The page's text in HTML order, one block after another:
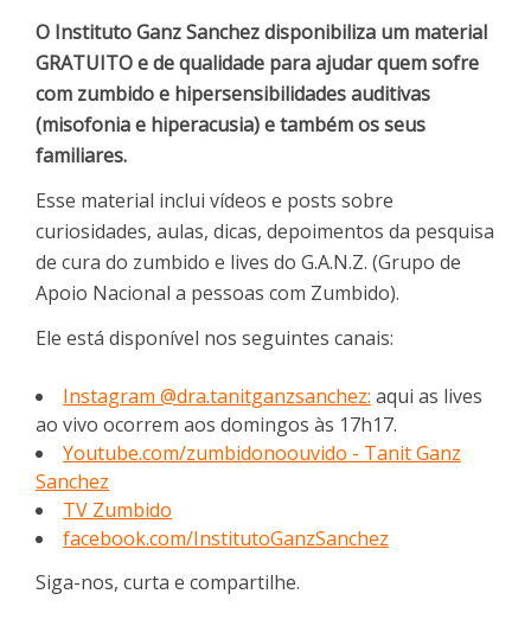
O Instituto Ganz Sanchez disponibiliza um material
GRATUITO e de qualidade para ajudar quem sofre
com zumbido e hipersensibilidades auditivas
(misofonia e hiperacusia) e também os seus
familiares.
Esse material inclui vídeos e posts sobre
curiosidades, aulas, dicas, depoimentos da pesquisa
de cura do zumbido e lives do G.A.N.Z. (Grupo de
Apoio Nacional a pessoas com Zumbido).
Ele está disponível nos seguintes canais:
Instagram @dra.tanitganzsanchez: aqui as lives
ao vivo ocorrem aos domingos às 17h17.
Youtube.com/zumbidonoouvido - Tanit Ganz
Sanchez
TV Zumbido
facebook.com/InstitutoGanzSanchez
Siga-nos, curta e compartilhe.